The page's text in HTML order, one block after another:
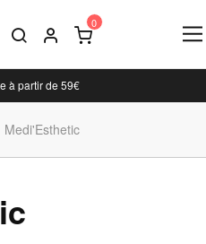
à partir de 59€
Medi'Esthetic